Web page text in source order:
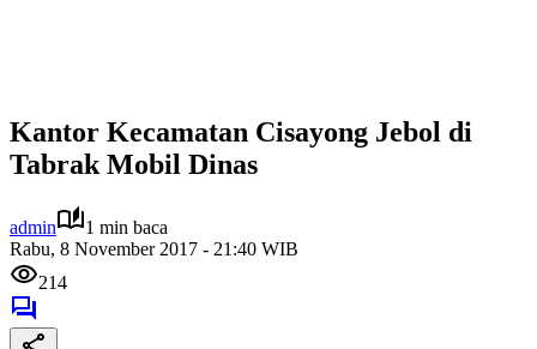
Kantor Kecamatan Cisayong Jebol di
Tabrak Mobil Dinas
admin
1 min baca
Rabu, 8 November 2017 - 21:40 WIB
214